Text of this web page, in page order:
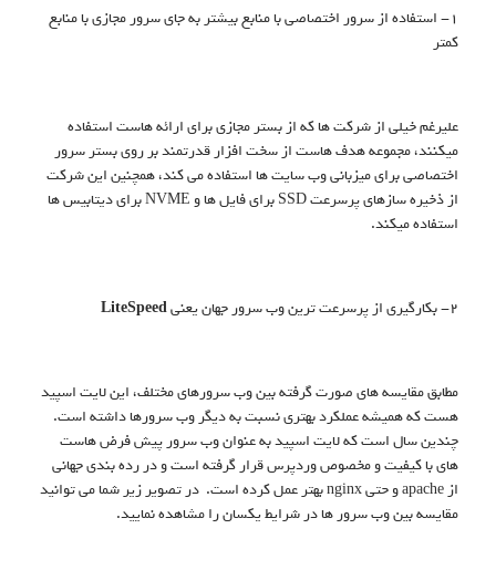
1- استفاده از سرور اختصاصی با منابع بیشتر به جای سرور مجازی با منابع
کمتر
علیرغم خیلی از شرکت ها که از بستر مجازی برای ارائه هاست استفاده
میکنند، مجموعه هدف هاست از سخت افزار قدرتمند بر روی بستر سرور
اختصاصی برای میزبانی وب سایت ها استفاده می کند، همچنین این شرکت
از ذخیره سازهای پرسرعت SSD برای فایل ها و NVME برای دیتابیس ها
استفاده میکند.
2- بکارگیری از پرسرعت ترین وب سرور جهان یعنی LiteSpeed
مطابق مقایسه های صورت گرفته بین وب سرورهای مختلف، این لایت اسپید
هست که همیشه عملکرد بهتری نسبت به دیگر وب سرورها داشته است.
چندین سال است که لایت اسپید به عنوان وب سرور پیش فرض هاست
های با کیفیت و مخصوص وردپرس قرار گرفته است و در رده بندی جهانی
از apache و حتی nginx بهتر عمل کرده است. در تصویر زیر شما می توانید
مقایسه بین وب سرور ها در شرایط یکسان را مشاهده نمایید.